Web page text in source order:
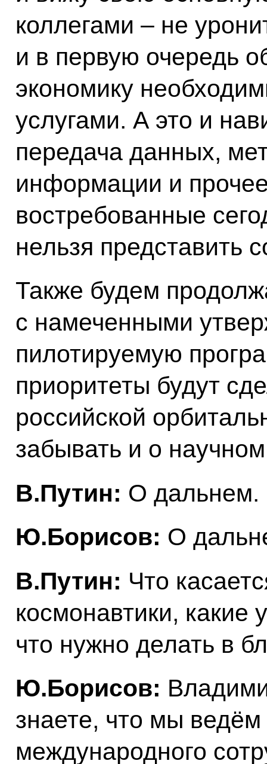
коллегами – не
и в первую очередь
экономику
услугами. А это и
передача данных,
информации и
востребованные
нельзя представить
Также будем
с намеченными
пилотируемую
приоритеты будут
российской
забывать и о
В.Путин: О дальнем.
Ю.Борисов: О
В.Путин: Что
космонавтики, какие
что нужно делать в
Ю.Борисов:
знаете, что мы
международного